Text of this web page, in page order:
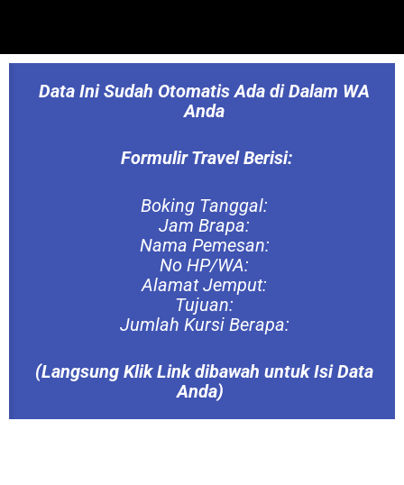
Data Ini Sudah Otomatis Ada di Dalam WA
Anda
Formulir Travel Berisi:
Boking Tanggal:
Jam Brapa:
Nama Pemesan:
No HP/WA:
Alamat Jemput:
Tujuan:
Jumlah Kursi Berapa:
(Langsung Klik Link dibawah untuk Isi Data
Anda)